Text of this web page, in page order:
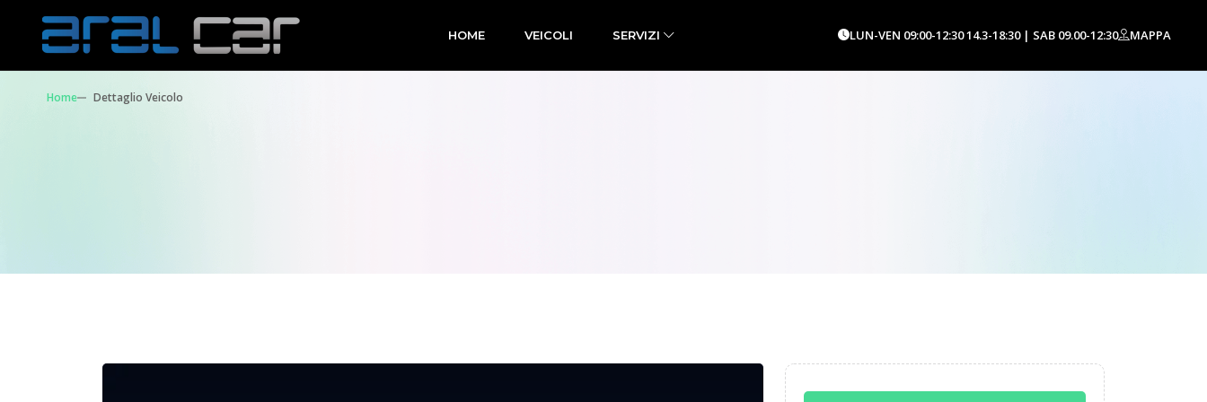
HOME VEICOLI SERVIZI LUN-VEN 09:00-12:30 14.3-18:30 | SAB 09.00-12:30 MAPPA
Home Dettaglio Veicolo